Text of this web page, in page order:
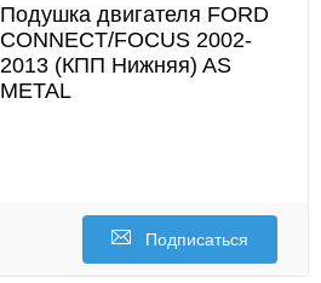
Подушка двигателя FORD
CONNECT/FOCUS 2002-
2013 (КПП Нижняя) AS
METAL
Подписаться